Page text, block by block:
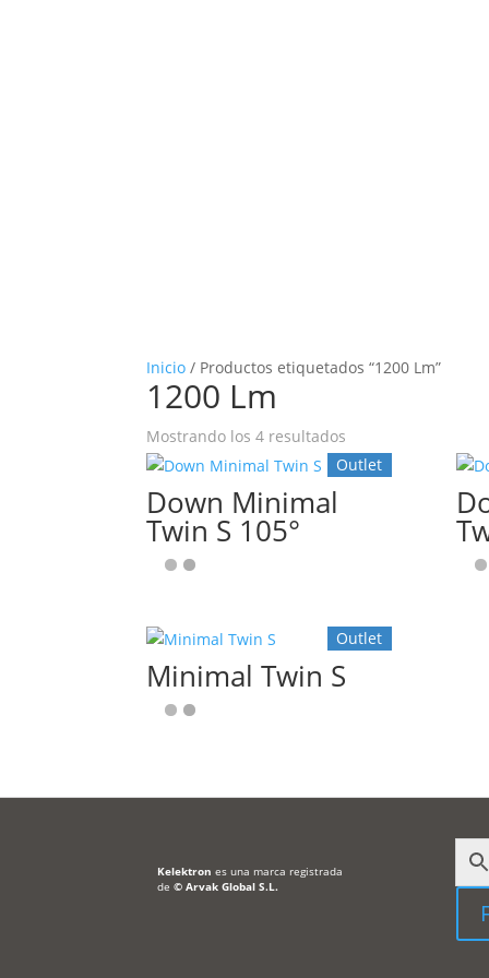
Inicio / Productos etiquetados “1200 Lm”
1200 Lm
Mostrando los 4 resultados
Outlet
Down Minimal
Twin S 105°
Outlet
Minimal Twin S
Kelektron es una marca registrada
de© Arvak Global S.L.